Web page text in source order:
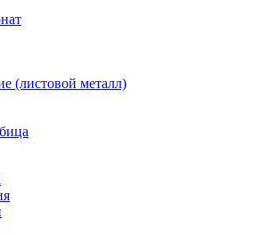
(листовой металл)